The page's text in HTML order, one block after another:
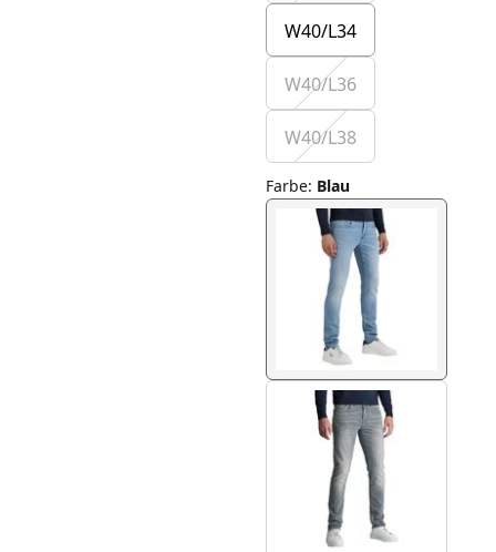
W40/L34
W40/L36
W40/L38
Farbe: Blau